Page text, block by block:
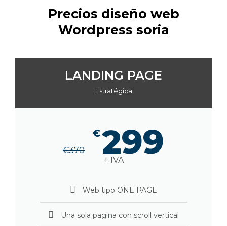
Precios diseño web
Wordpress soria
LANDING PAGE
Estratégica
€370
€299
+ IVA
Web tipo ONE PAGE
Una sola pagina con scroll vertical